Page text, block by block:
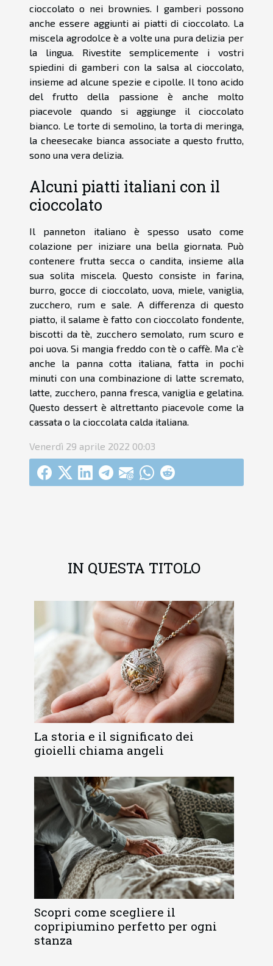
cioccolato o nei brownies. I gamberi possono
anche essere aggiunti ai piatti di cioccolato. La
miscela agrodolce è a volte una pura delizia per
la lingua. Rivestite semplicemente i vostri
spiedini di gamberi con la salsa al cioccolato,
insieme ad alcune spezie e cipolle. Il tono acido
del frutto della passione è anche molto
piacevole quando si aggiunge il cioccolato
bianco. Le torte di semolino, la torta di meringa,
la cheesecake bianca associate a questo frutto,
sono una vera delizia.
Alcuni piatti italiani con il
cioccolato
Il panneton italiano è spesso usato come
colazione per iniziare una bella giornata. Può
contenere frutta secca o candita, insieme alla
sua solita miscela. Questo consiste in farina,
burro, gocce di cioccolato, uova, miele, vaniglia,
zucchero, rum e sale. A differenza di questo
piatto, il salame è fatto con cioccolato fondente,
biscotti da tè, zucchero semolato, rum scuro e
poi uova. Si mangia freddo con tè o caffè. Ma c'è
anche la panna cotta italiana, fatta in pochi
minuti con una combinazione di latte scremato,
latte, zucchero, panna fresca, vaniglia e gelatina.
Questo dessert è altrettanto piacevole come la
cassata o la cioccolata calda italiana.
Venerdì 29 aprile 2022 00:03
IN QUESTA TITOLO
La storia e il significato dei
gioielli chiama angeli
Scopri come scegliere il
copripiumino perfetto per ogni
stanza